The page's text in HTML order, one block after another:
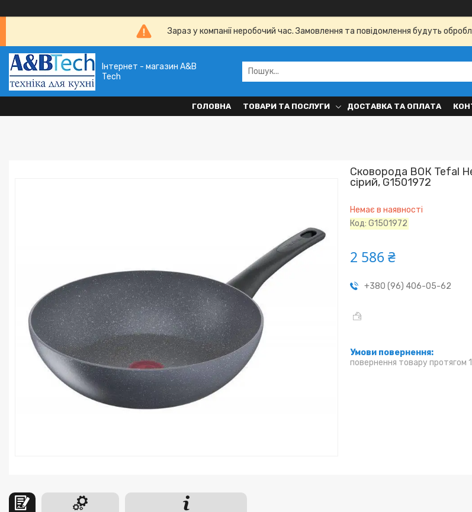
Зараз у компанії неробочий час. Замовлення та повідомлення будуть
Інтернет - магазин A&B
Tech
ГОЛОВНА ТОВАРИ ТА ПОСЛУГИ ДОСТАВКА ТА ОПЛАТА
Сковорода ВОК Tefal
сірий, G1501972
Немає в наявності
Код:G1501972
2 586 ₴
+380 (96) 406-05-62
повернення товару протягом